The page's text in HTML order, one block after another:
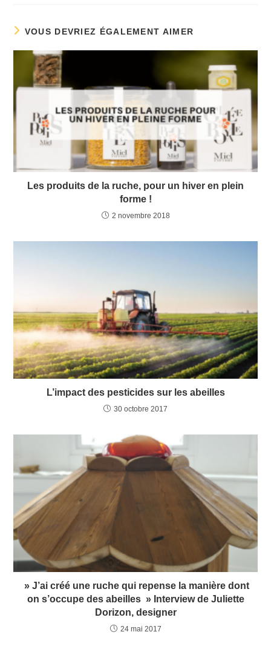
VOUS DEVRIEZ ÉGALEMENT AIMER
Les produits de la ruche, pour un hiver en plein
forme !
2 novembre 2018
L’impact des pesticides sur les abeilles
30 octobre 2017
» J’ai créé une ruche qui repense la manière dont
on s’occupe des abeilles » Interview de Juliette
Dorizon, designer
24 mai 2017